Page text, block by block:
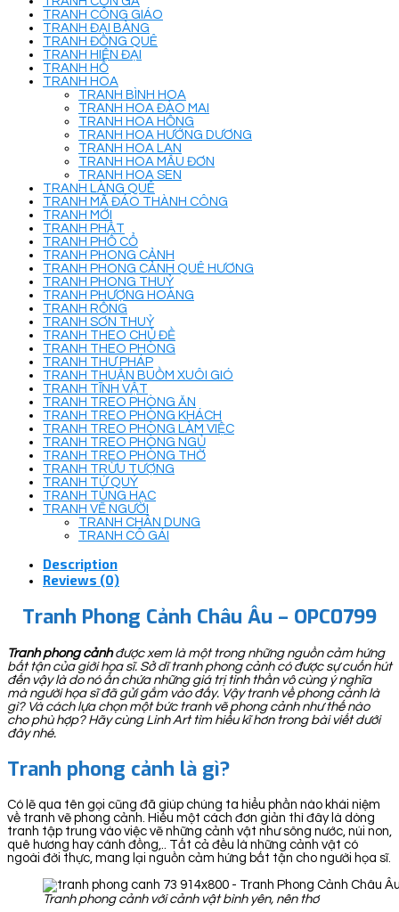
TRANH CÔNG GIÁO
TRANH ĐẠI BÀNG
TRANH ĐỒNG QUÊ
TRANH HIỆN ĐẠI
TRANH HỔ
TRANH HOA
TRANH BÌNH HOA
TRANH HOA ĐÀO MAI
TRANH HOA HỒNG
TRANH HOA HƯỚNG DƯƠNG
TRANH HOA LAN
TRANH HOA MẪU ĐƠN
TRANH HOA SEN
TRANH LÀNG QUÊ
TRANH MÃ ĐÁO THÀNH CÔNG
TRANH MỚI
TRANH PHẬT
TRANH PHỐ CỔ
TRANH PHONG CẢNH
TRANH PHONG CẢNH QUÊ HƯƠNG
TRANH PHONG THUỶ
TRANH PHƯỢNG HOÀNG
TRANH RỒNG
TRANH SƠN THUỶ
TRANH THEO CHỦ ĐỀ
TRANH THEO PHÒNG
TRANH THƯ PHÁP
TRANH THUẬN BUỒM XUÔI GIÓ
TRANH TĨNH VẬT
TRANH TREO PHÒNG ĂN
TRANH TREO PHÒNG KHÁCH
TRANH TREO PHÒNG LÀM VIỆC
TRANH TREO PHÒNG NGỦ
TRANH TREO PHÒNG THỜ
TRANH TRỪU TƯỢNG
TRANH TỨ QUÝ
TRANH TÙNG HẠC
TRANH VẼ NGƯỜI
TRANH CHÂN DUNG
TRANH CÔ GÁI
Description
Reviews (0)
Tranh Phong Cảnh Châu Âu – OPC0799
Tranh phong cảnhđược xem là một trong những nguồn cảm hứng
bất tận của giới họa sĩ. Sở dĩ tranh phong cảnh có được sự cuốn hút
đến vậy là do nó ẩn chứa những giá trị tinh thần vô cùng ý nghĩa
mà người họa sĩ đã gửi gắm vào đấy. Vậy tranh về phong cảnh là
gì? Và cách lựa chọn một bức tranh vẽ phong cảnh như thế nào
cho phù hợp? Hãy cùng Linh Art tìm hiểu kĩ hơn trong bài viết dưới
đây nhé.
Tranh phong cảnh là gì?
Có lẽ qua tên gọi cũng đã giúp chúng ta hiểu phần nào khái niệm
về tranh vẽ phong cảnh. Hiểu một cách đơn giản thì đây là dòng
tranh tập trung vào việc vẽ những cảnh vật như sông nước, núi non,
quê hương hay cánh đồng,.. Tất cả đều là những cảnh vật có
ngoài đời thực, mang lại nguồn cảm hứng bất tận cho người họa sĩ.
Tranh phong cảnh với cảnh vật bình yên, nên thơ